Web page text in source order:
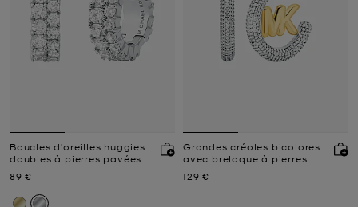
Boucles d'oreilles huggies
doubles à pierres pavées
Prix actuel
89 €
Grandes créoles bicolores
avec breloque à pierres
Prix actuel
129 €